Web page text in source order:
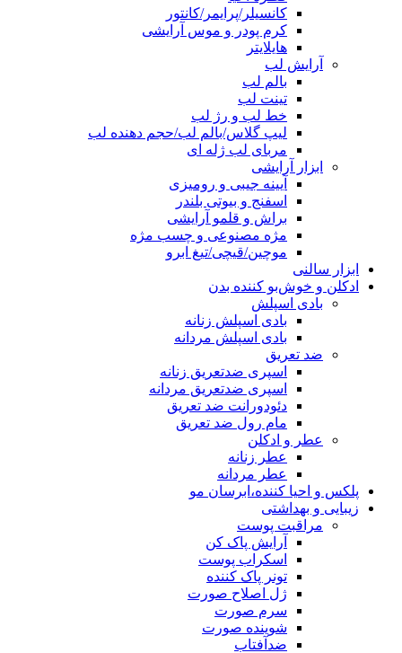
کانسیلر/پرایمر/کانتور
کرم پودر و موس آرایشی
هایلایتر
آرایش لب
بالم لب
تینت لب
خط لب و رژ لب
لیپ گلاس/بالم لب/حجم دهنده لب
مربای لب ژله ای
ابزار آرایشی
آیینه جیبی و رومیزی
اسفنج و بیوتی بلندر
براش و قلمو آرایشی
مژه مصنوعی و چسب مژه
موچین/قیچی/تیغ ابرو
ابزار سالنی
ادکلن و خوش‌بو کننده بدن
بادی اسپلش
بادی اسپلش زنانه
بادی اسپلش مردانه
ضد تعریق
اسپری ضدتعریق زنانه
اسپری ضدتعریق مردانه
دئودورانت ضد تعریق
مام رول ضد تعریق
عطر و ادکلن
عطر زنانه
عطر مردانه
پلکس و احیا کننده،ابرسان مو
زیبایی و بهداشتی
مراقبت پوست
آرایش پاک کن
اسکراب پوست
تونر پاک کننده
ژل اصلاح صورت
سرم صورت
شوینده صورت
ضدآفتاب